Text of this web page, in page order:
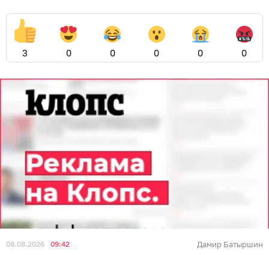
3 0 0 0 0 0
08.08.2026 09:42 Дамир Батыршин